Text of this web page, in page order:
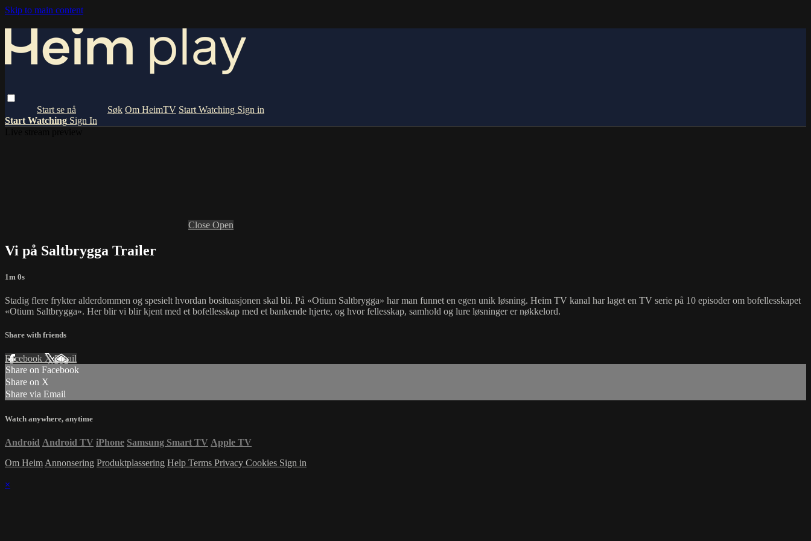
Skip to main content
Om HeimTV Start Watching Sign in
Start Watching Sign In
Close Open
Vi på Saltbrygga Trailer
1m 0s
Stadig flere frykter alderdommen og spesielt hvordan bosituasjonen skal bli. På «Otium Saltbrygga» har man funnet en egen unik løsning. Heim TV kanal har laget en TV serie på 10 episoder om bofellesskapet
«Otium Saltbrygga». Her blir vi blir kjent med et bofellesskap med et bankende hjerte, og hvor fellesskap, samhold og lure løsninger er nøkkelord.
Share with friends
Facebook XEmail
Share on Facebook
Share on X
Share via Email
Watch anywhere, anytime
Android Android TV iPhone Samsung Smart TV Apple TV
Om Heim Annonsering Produktplassering Help Terms Privacy Cookies Sign in
×